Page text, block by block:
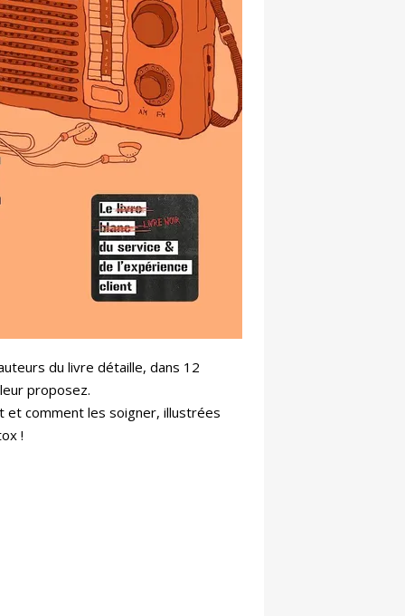
du livre détaille, dans 12
proposez.
et comment les soigner, illustrées
!